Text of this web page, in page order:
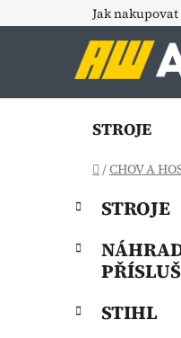
na
Jak nakupovat
STROJE
Domů
/CHOV A
P
s
a
kategorie
K
a
e
r
STROJE
STIHL